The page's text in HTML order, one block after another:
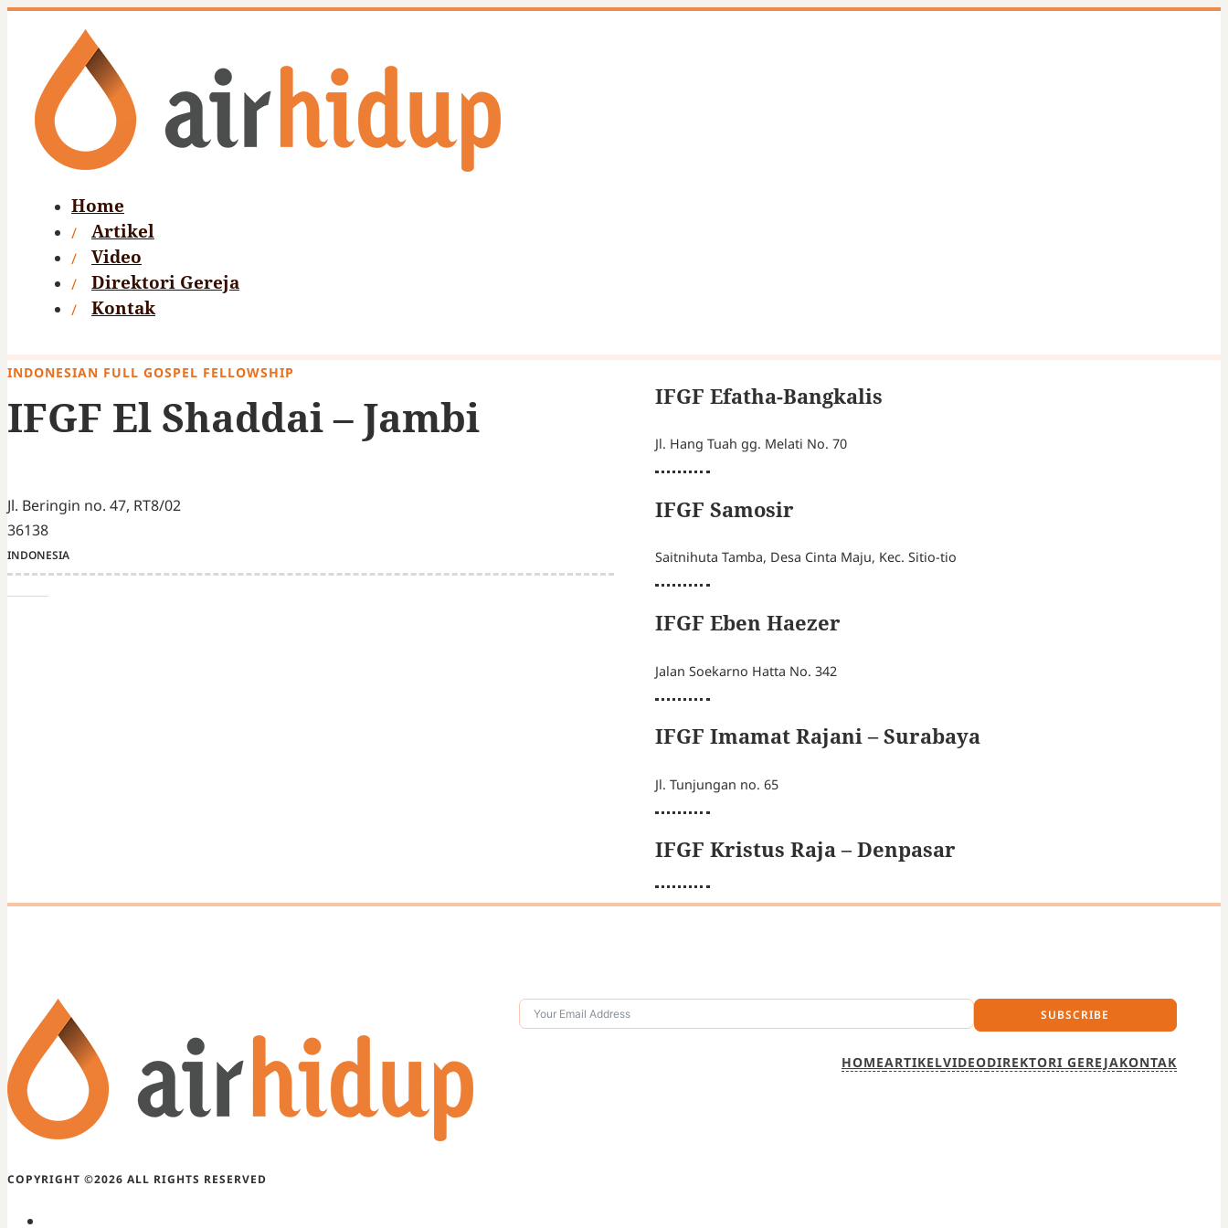
Home
Artikel
Video
Direktori Gereja
Kontak
INDONESIAN FULL GOSPEL FELLOWSHIP
IFGF El Shaddai – Jambi
Jl. Beringin no. 47, RT8/02
36138
INDONESIA
IFGF Efatha-Bangkalis
Jl. Hang Tuah gg. Melati No. 70
IFGF Samosir
Saitnihuta Tamba, Desa Cinta Maju, Kec. Sitio-tio
IFGF Eben Haezer
Jalan Soekarno Hatta No. 342
IFGF Imamat Rajani – Surabaya
Jl. Tunjungan no. 65
IFGF Kristus Raja – Denpasar
SUBSCRIBE
HOMEARTIKELVIDEODIREKTORI GEREJAKONTAK
COPYRIGHT ©2026 ALL RIGHTS RESERVED